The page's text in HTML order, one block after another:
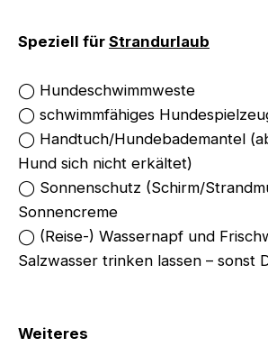
Speziell für Strandurlaub
◯ Hundeschwimmweste
◯ schwimmfähiges
◯ Handtuch/Hundebademantel
Hund sich nicht erkältet)
◯ Sonnenschutz (Schirm/
Sonnencreme
◯ (Reise-) Wassernapf und
Salzwasser trinken lassen – sonst
Weiteres